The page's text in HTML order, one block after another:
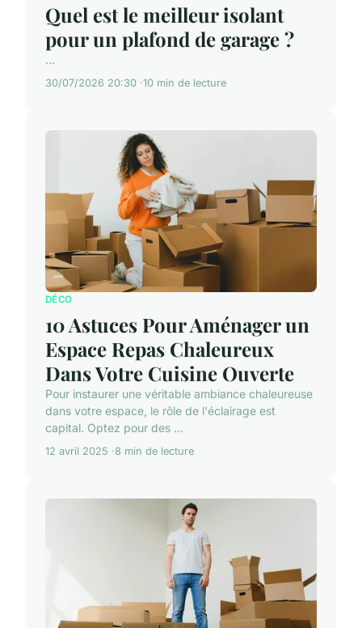
Quel est le meilleur isolant
pour un plafond de garage ?
...
30/07/2026 20:30 10 min de lecture
DÉCO
10 Astuces Pour Aménager un
Espace Repas Chaleureux
Dans Votre Cuisine Ouverte
Pour instaurer une véritable ambiance chaleureuse
dans votre espace, le rôle de l'éclairage est
capital. Optez pour des ...
12 avril 2025 8 min de lecture